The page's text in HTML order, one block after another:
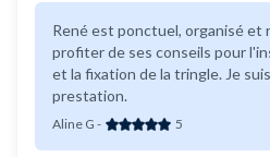
René est ponctuel, organisé et
profiter de ses conseils pour
et la fixation de la tringle. Je
prestation.
Aline G - 5